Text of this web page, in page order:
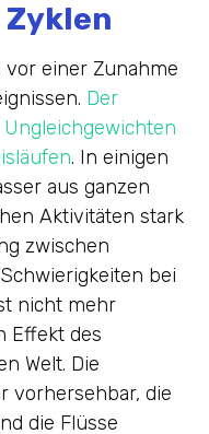
einer Zunahme
Der
. In einigen
aus ganzen
Aktivitäten stark
zwischen
bei
nicht mehr
Effekt des
Welt. Die
vorhersehbar, die
die Flüsse